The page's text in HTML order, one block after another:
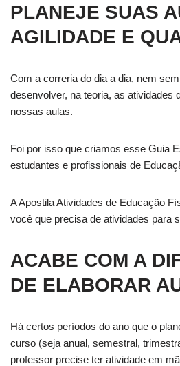
PLANEJE SUAS
AGILIDADE E
Com a correria do dia a dia, nem
desenvolver, na teoria, as atividades
nossas aulas.
Foi por isso que criamos esse Guia
estudantes e profissionais de
A Apostila Atividades de Educação
você que precisa de atividades para
ACABE COM A
DE ELABORAR
Há certos períodos do ano que o
curso (seja anual, semestral,
professor precise ter atividade em